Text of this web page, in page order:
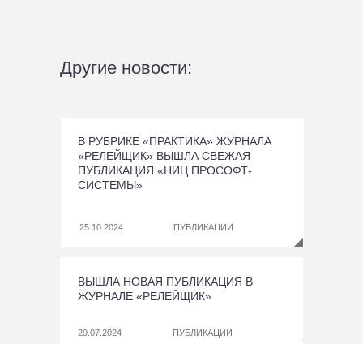
ПУБЛИКАЦИИ
ВЫШЛА НОВАЯ ПУБЛИКАЦИЯ В
ЖУРНАЛЕ «РЕЛЕЙЩИК»
29.07.2024
В РУБРИКЕ «ПРАКТИКА» ЖУРНАЛА
«РЕЛЕЙЩИК» ВЫШЛА СВЕЖАЯ
ПУБЛИКАЦИЯ «НИЦ ПРОСОФТ-
СИСТЕМЫ»
ПУБЛИКАЦИИ
25.10.2024
Другие новости: